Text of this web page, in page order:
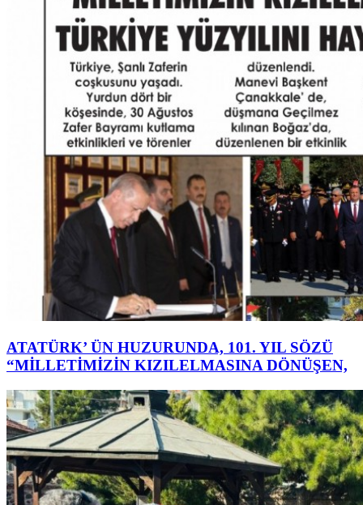
ATATÜRK’ ÜN HUZURUNDA, 101. YIL SÖZÜ
“MİLLETİMİZİN KIZILELMASINA DÖNÜŞEN,